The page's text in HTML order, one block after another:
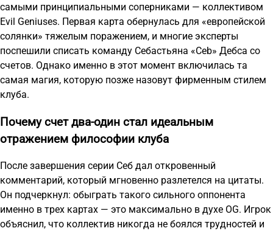
самыми принципиальными соперниками — коллективом
Evil Geniuses. Первая карта обернулась для «европейской
солянки» тяжелым поражением, и многие эксперты
поспешили списать команду Себастьяна «Ceb» Дебса со
счетов. Однако именно в этот момент включилась та
самая магия, которую позже назовут фирменным стилем
клуба.
Почему счет два-один стал идеальным
отражением философии клуба
После завершения серии Себ дал откровенный
комментарий, который мгновенно разлетелся на цитаты.
Он подчеркнул: обыграть такого сильного оппонента
именно в трех картах — это максимально в духе OG. Игрок
объяснил, что коллектив никогда не боялся трудностей и